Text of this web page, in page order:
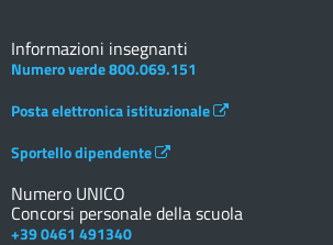
Informazioni insegnanti
Numero verde 800.069.151
Posta elettronica istituzionale
Sportello dipendente
Numero UNICO
Concorsi personale della scuola
+39 0461 491340